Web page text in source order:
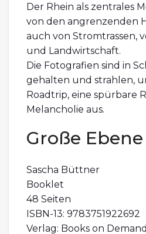
Der Rhein als zentrales
von den angrenzenden
auch von Stromtrassen,
und Landwirtschaft.
Die Fotografien sind in
gehalten und strahlen,
Roadtrip, eine spürbare
Melancholie aus.
Große Ebene
Sascha Büttner
Booklet
48 Seiten
ISBN-13: 9783751922692
Verlag: Books on Demand